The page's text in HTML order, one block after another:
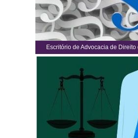
Escritório de Advocacia de